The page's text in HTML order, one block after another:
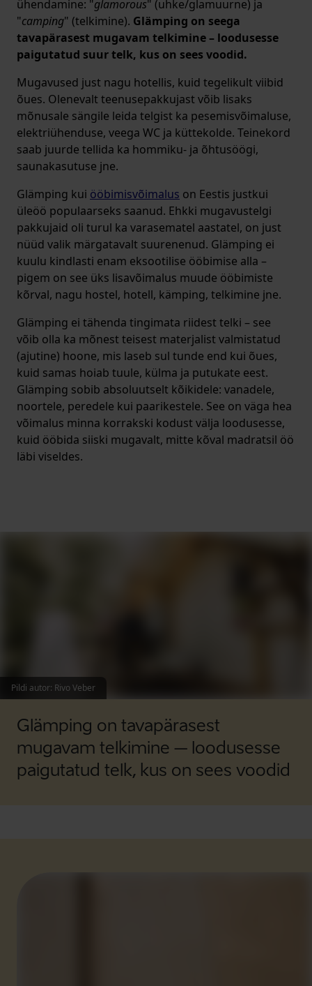
ühendamine: "glamorous" (uhke/glamuurne) ja
"camping" (telkimine). Glämping on seega
tavapärasest mugavam telkimine – loodusesse
paigutatud suur telk, kus on sees voodid.
Mugavused just nagu hotellis, kuid tegelikult viibid
õues. Olenevalt teenusepakkujast võib lisaks
mõnusale sängile leida telgist ka pesemisvõimaluse,
elektriühenduse, veega WC ja küttekolde. Teinekord
saab juurde tellida ka hommiku- ja õhtusöögi,
saunakasutuse jne.
Glämping kui ööbimisvõimalus on Eestis justkui
üleöö populaarseks saanud. Ehkki mugavustelgi
pakkujaid oli turul ka varasematel aastatel, on just
nüüd valik märgatavalt suurenenud. Glämping ei
kuulu kindlasti enam eksootilise ööbimise alla –
pigem on see üks lisavõimalus muude ööbimiste
kõrval, nagu hostel, hotell, kämping, telkimine jne.
Glämping ei tähenda tingimata riidest telki – see
võib olla ka mõnest teisest materjalist valmistatud
(ajutine) hoone, mis laseb sul tunde end kui õues,
kuid samas hoiab tuule, külma ja putukate eest.
Glämping sobib absoluutselt kõikidele: vanadele,
noortele, peredele kui paarikestele. See on väga hea
võimalus minna korrakski kodust välja loodusesse,
kuid ööbida siiski mugavalt, mitte kõval madratsil öö
läbi viseldes.
Pildi autor: Rivo Veber
Glämping on tavapärasest
mugavam telkimine – loodusesse
paigutatud telk, kus on sees voodid